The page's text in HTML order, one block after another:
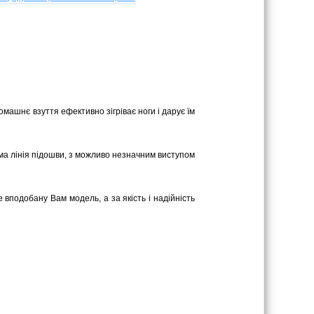
взуття ефективно зігріває ноги і дарує їм
лінія підошви, з можливо незначним виступом
Вам модель, а за якість і надійність